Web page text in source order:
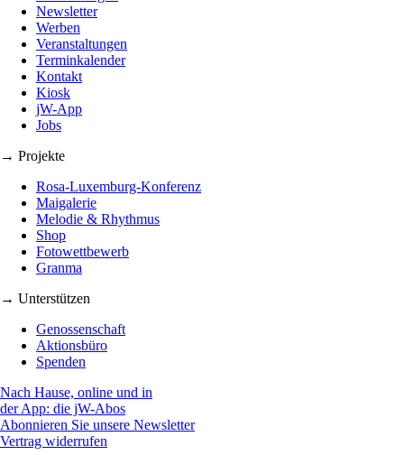
Newsletter
Werben
Veranstaltungen
Terminkalender
Kontakt
Kiosk
jW-App
Jobs
→ Projekte
Rosa-Luxemburg-Konferenz
Maigalerie
Melodie & Rhythmus
Shop
Fotowettbewerb
Granma
→ Unterstützen
Genossenschaft
Aktionsbüro
Spenden
Nach Hause, online und in
der App: die jW-Abos
Abonnieren Sie unsere Newsletter
Vertrag widerrufen